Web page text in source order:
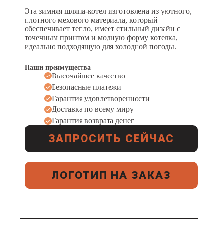
Эта зимняя шляпа-котел изготовлена из уютного,
плотного мехового материала, который
обеспечивает тепло, имеет стильный дизайн с
точечным принтом и модную форму котелка,
идеально подходящую для холодной погоды.
Наши преимущества
Высочайшее качество
Безопасные платежи
Гарантия удовлетворенности
Доставка по всему миру
Гарантия возврата денег
ЗАПРОСИТЬ СЕЙЧАС
ЛОГОТИП НА ЗАКАЗ